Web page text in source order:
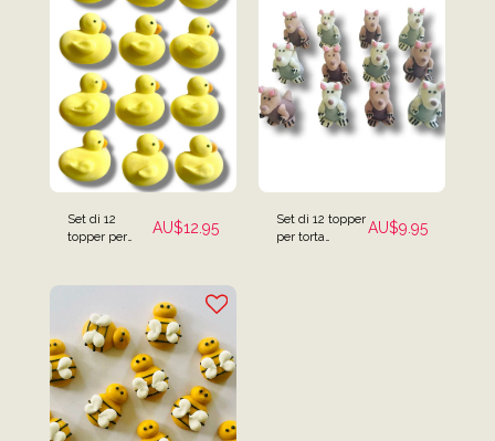
Set di 12
topper per
AU$12.95
Set di 12 topper
per torta
AU$9.95